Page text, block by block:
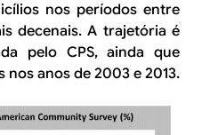
nos períodos entre
decenais. A trajetória é
pelo CPS, ainda que
anos de 2003 e 2013.